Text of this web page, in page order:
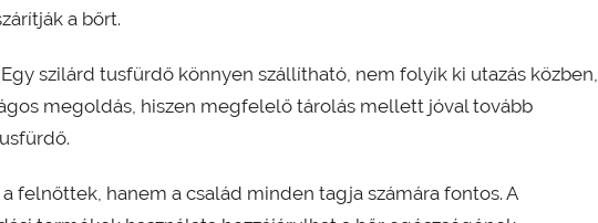
a bőrt.
szilárd tusfürdő könnyen szállítható, nem folyik ki utazás közben,
megoldás, hiszen megfelelő tárolás mellett jóval tovább
felnőttek, hanem a család minden tagja számára fontos. A